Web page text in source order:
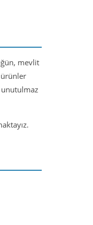
mevlit
unutulmaz